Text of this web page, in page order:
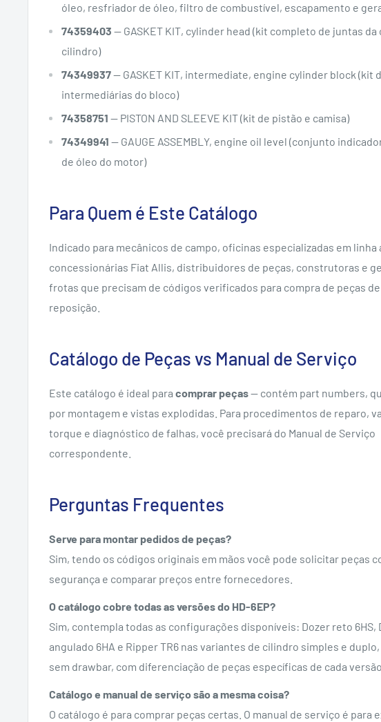
óleo, resfriador de óleo, filtro de combustível, escapamento e
74359403 — GASKET KIT, cylinder head (kit completo de juntas da
cilindro)
74349937— GASKET KIT, intermediate, engine cylinder block (kit
intermediárias do bloco)
74358751 — PISTON AND SLEEVE KIT (kit de pistão e camisa)
74349941 — GAUGE ASSEMBLY, engine oil level (conjunto
de óleo do motor)
Para Quem é Este Catálogo
Indicado para mecânicos de campo, oficinas especializadas em linha
concessionárias Fiat Allis, distribuidores de peças, construtoras e
frotas que precisam de códigos verificados para compra de peças de
reposição.
Catálogo de Peças vs Manual de Serviço
Este catálogo é ideal para comprar peças— contém part numbers,
por montagem e vistas explodidas. Para procedimentos de reparo,
torque e diagnóstico de falhas, você precisará do Manual de Serviço
correspondente.
Perguntas Frequentes
Serve para montar pedidos de peças?
Sim, tendo os códigos originais em mãos você pode solicitar peças
segurança e comparar preços entre fornecedores.
O catálogo cobre todas as versões do HD-6EP?
Sim, contempla todas as configurações disponíveis: Dozer reto 6HS,
angulado 6HA e Ripper TR6 nas variantes de cilindro simples e duplo,
sem drawbar, com diferenciação de peças específicas de cada versão.
Catálogo e manual de serviço são a mesma coisa?
O catálogo é para comprar peças certas. O manual de serviço é para